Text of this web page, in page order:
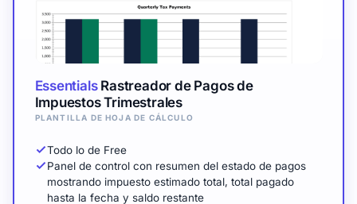
EssentialsRastreador de Pagos de
Impuestos Trimestrales
PLANTILLA DE HOJA DE CÁLCULO
Todo lo de Free
Panel de control con resumen del estado de pagos
mostrando impuesto estimado total, total pagado
hasta la fecha y saldo restante